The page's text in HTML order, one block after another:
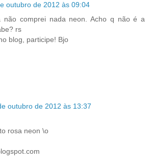
outubro de 2012 às 09:04
não comprei nada neon. Acho q não é a
rs
blog, participe! Bjo
outubro de 2012 às 13:37
rosa neon \o